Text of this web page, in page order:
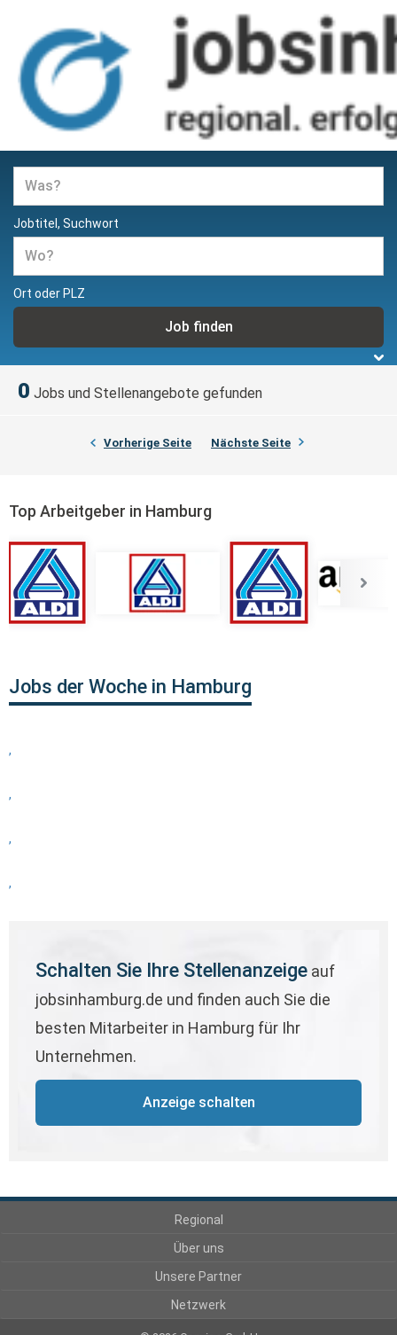
Jobs und Stellenangebote in
Hamburg
Jobtitel, Suchwort
Ort oder PLZ
0 Jobs und Stellenangebote gefunden
Vorherige Seite Nächste Seite
Top Arbeitgeber in Hamburg
Jobs der Woche in Hamburg
,
,
,
,
Schalten Sie Ihre Stellenanzeige auf
jobsinhamburg.de und finden auch Sie die
besten Mitarbeiter in Hamburg für Ihr
Unternehmen.
Anzeige schalten
Regional
Über uns
Unsere Partner
Netzwerk